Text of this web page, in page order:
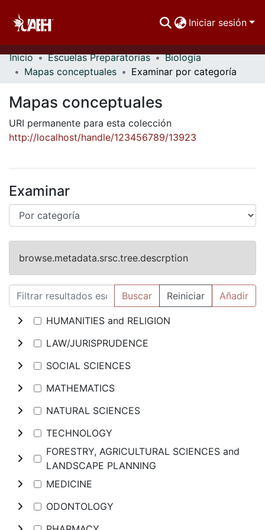
Iniciar sesión
Comunidades
Estadísticas
Inicio Escuelas Preparatorias
Biología
Mapas conceptuales
Examinar por categoría
Mapas conceptuales
URI permanente para esta colección
http://localhost/handle/123456789/13923
Examinar
browse.metadata.srsc.tree.descrption
Buscar Reiniciar Añadir
HUMANITIES and RELIGION
LAW/JURISPRUDENCE
SOCIAL SCIENCES
MATHEMATICS
NATURAL SCIENCES
TECHNOLOGY
FORESTRY, AGRICULTURAL SCIENCES and
LANDSCAPE PLANNING
MEDICINE
ODONTOLOGY